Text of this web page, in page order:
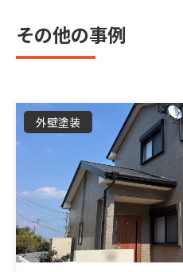
その他の事例
外壁塗装